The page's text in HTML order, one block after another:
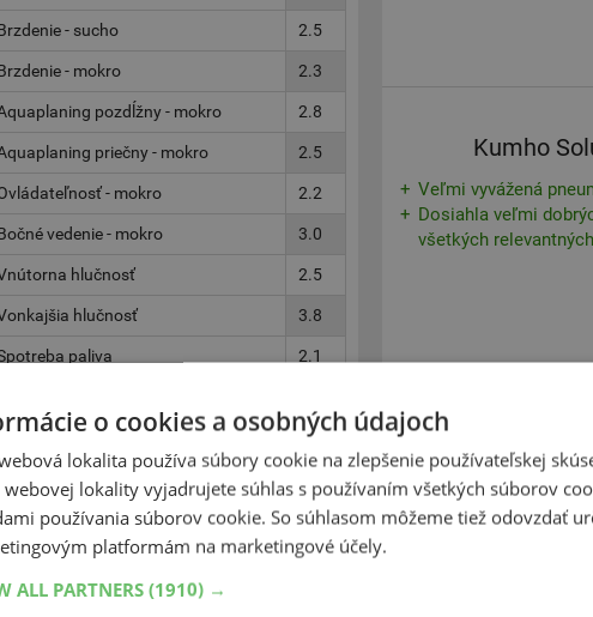
- sucho 2.5
- mokro 2.3
pozdĺžny - mokro 2.8
priečny - mokro 2.5
- mokro 2.2
vedenie - mokro 3.0
hlučnosť 2.5
hlučnosť 3.8
paliva 2.1
Zobraziť v eshope
Kumho
Veľmi vyvážená
Dosiahla veľmi
všetkých
o cookies a osobných údajoch
lokalita používa súbory cookie na zlepšenie používateľskej
webovej lokality vyjadrujete súhlas s používaním všetkých súborov
používania súborov cookie. So súhlasom môžeme tiež odovzdať
platformám na marketingové účely.
ALL PARTNERS (1910) →